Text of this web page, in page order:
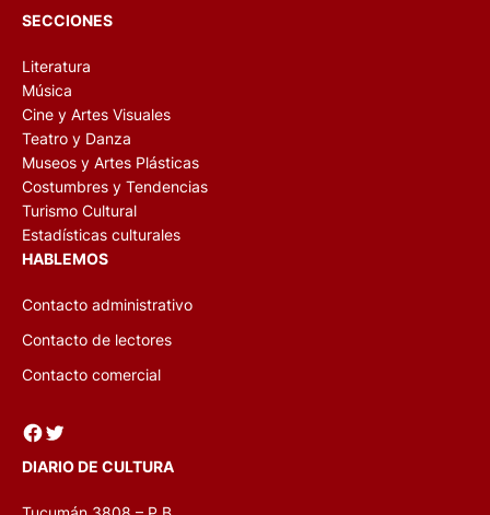
SECCIONES
Literatura
Música
Cine y Artes Visuales
Teatro y Danza
Museos y Artes Plásticas
Costumbres y Tendencias
Turismo Cultural
Estadísticas culturales
HABLEMOS
Contacto administrativo
Contacto de lectores
Contacto comercial
Facebook Twitter
DIARIO DE CULTURA